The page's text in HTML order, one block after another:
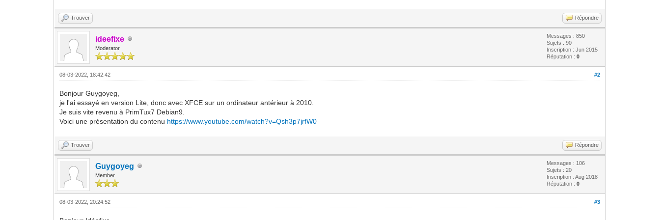
Trouver Répondre
ideefixe
Moderator
Messages : 850
Sujets : 90
Inscription : Jun 2015
Réputation :0
#2
08-03-2022, 18:42:42
Bonjour Guygoyeg,
je l'ai essayé en version Lite, donc avec XFCE sur un ordinateur antérieur à 2010.
Je suis vite revenu à PrimTux7 Debian9.
Voici une présentation du contenu https://www.youtube.com/watch?v=Qsh3p7jrfW0
Trouver Répondre
Guygoyeg
Member
Messages : 106
Sujets : 20
Inscription : Aug 2018
Réputation :0
#3
08-03-2022, 20:24:52